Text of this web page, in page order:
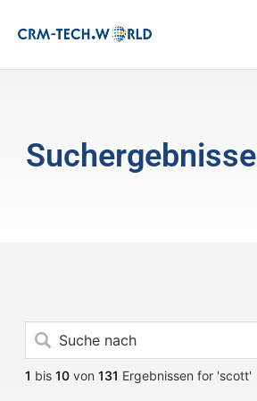
Suchergebnisse
1 bis10 von131 Ergebnissen for 'scott'